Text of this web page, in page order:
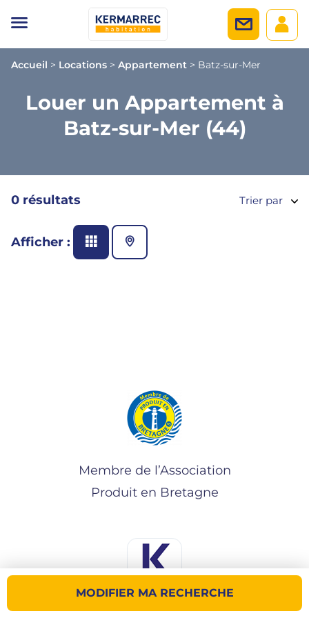
Accueil > Locations > Appartement > Batz-sur-Mer
Louer un Appartement à
Batz-sur-Mer (44)
MODIFIER MA RECHERCHE
0 résultats Trier par
Afficher :
Membre de l’Association
Produit en Bretagne